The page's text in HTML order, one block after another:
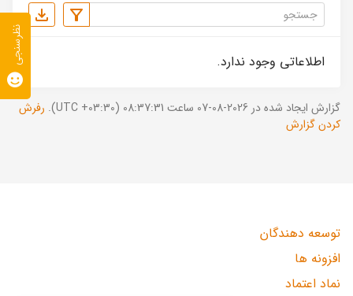
اطلاعاتی وجود ندارد.
گزارش ایجاد شده در 2026-08-07 ساعت 08:37:31 (UTC +03:30).
رفرش
کردن گزارش
توسعه دهندگان
افزونه ها
نماد اعتماد
نظرسنجی